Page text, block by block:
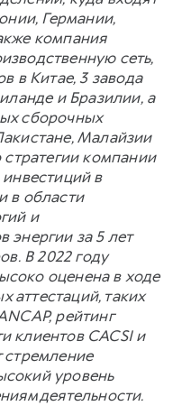
Германии,
компания
сеть,
в Китае, 3 завода
и Бразилии, а
сборочных
Малайзии
стратегии компании
в
в области
и
энергии за 5 лет
В 2022 году
оценена в ходе
аттестаций, таких
рейтинг
клиентов CACSI и
стремление
уровень
деятельности.